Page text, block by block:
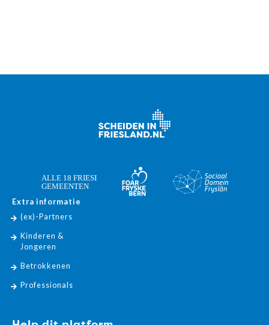
Extra informatie
(ex)-Partners
Kinderen &
Jongeren
Betrokkenen
Professionals